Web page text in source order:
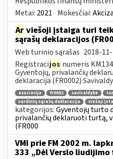
Metai: 2021 Mokesčiai:
Ar viešoji įstaiga turi
sąrašų deklaracijos
Web turinio sąrašas 2018-
Registracijos numeris
Gyventojų, privalančių
deklaracija (FR0002)
asociacija fr0002 savivaldybė
vardinių sąrašų deklaracija
viešoji
kategorijos:Gyventojų turto
privalančių deklaruoti turtą,
(FR000
VMI prie FM 2002 m.
333 „Dėl Verslo